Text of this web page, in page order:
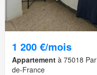
1 200 €/mois
Appartement à 75018
de-France